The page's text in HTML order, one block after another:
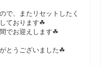
で、またリセットしたく
ております☘
でお迎えします☘
とうございました☘